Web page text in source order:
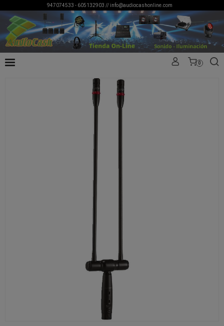
947074533 - 605132903 // info@audiocashonline.com
0